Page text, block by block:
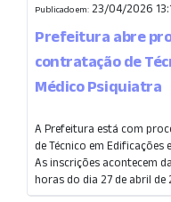
Publicado em: 23/04/2026
Prefeitura abre
contratação de
Médico Psiquiatra
A Prefeitura está com
de Técnico em Edificações
As inscrições acontecem
horas do dia 27 de abril de